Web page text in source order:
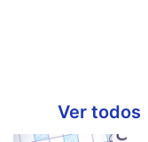
Ver todos